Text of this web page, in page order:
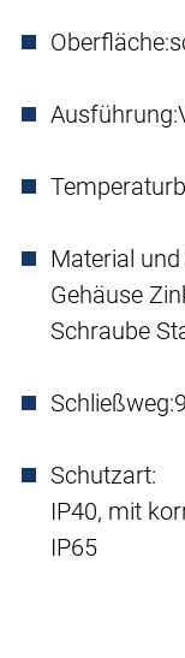
Oberfläche:
Ausführung:
Material
Gehäuse
Schraube
Schließweg:
Schutzart:
IP40, mit
IP65